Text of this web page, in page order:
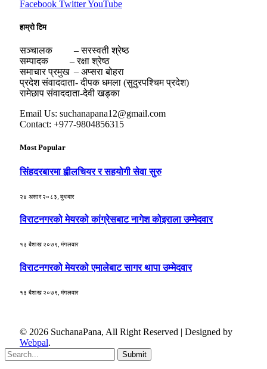
Facebook TwitterYouTube
हाम्रो टिम
सञ्चालक – सरस्वती श्रेष्ठ
सम्पादक – रक्षा श्रेष्ठ
समाचार प्रमुख – अप्सरा बोहरा
प्रदेश संवाददाता- दीपक धमला (सुदुरपश्चिम प्रदेश)
रामेछाप संवाददाता-देवी खड्का
Email Us: suchanapana12@gmail.com
Contact: +977-9804856315
Most Popular
सिंहदरबारमा ह्वीलचियर र सहयोगी सेवा सुरु
२४ असार २०८३, बुधबार
विराटनगरको मेयरको कांग्रेसबाट नागेश कोइराला उम्मेदवार
१३ बैशाख २०७९, मंगलवार
विराटनगरको मेयरको एमालेबाट सागर थापा उम्मेदवार
१३ बैशाख २०७९, मंगलवार
© 2026 SuchanaPana, All Right Reserved | Designed by
Webpal.
Submit